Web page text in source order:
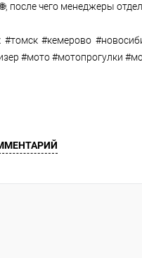
после чего менеджеры
#кемерово
#мото #мотопрогулки